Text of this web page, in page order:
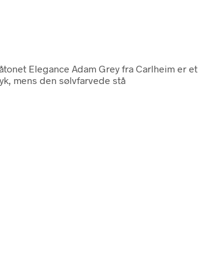
Elegance Adam Grey fra Carlheim er et
mens den sølvfarvede stå